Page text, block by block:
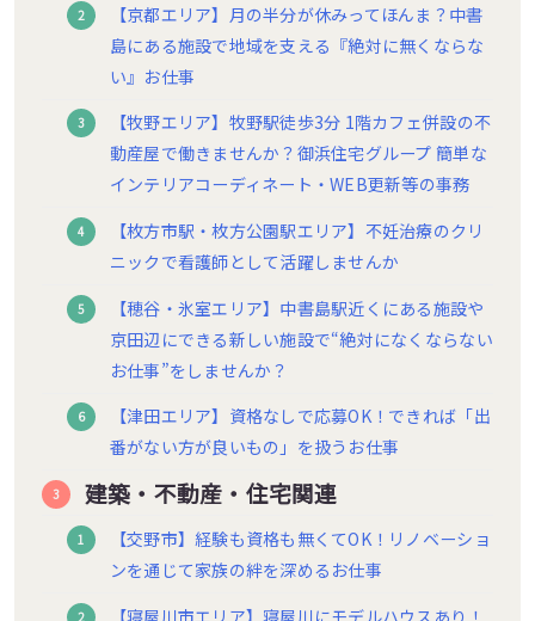
【京都エリア】月の半分が休みってほんま？中書
島にある施設で地域を支える『絶対に無くならな
い』お仕事
【牧野エリア】牧野駅徒歩3分 1階カフェ併設の不
動産屋で働きませんか？御浜住宅グループ 簡単な
インテリアコーディネート・WEB更新等の事務
【枚方市駅・枚方公園駅エリア】不妊治療のクリ
ニックで看護師として活躍しませんか
【穂谷・氷室エリア】中書島駅近くにある施設や
京田辺にできる新しい施設で“絶対になくならない
お仕事”をしませんか？
【津田エリア】資格なしで応募OK！できれば「出
番がない方が良いもの」を扱うお仕事
建築・不動産・住宅関連
【交野市】経験も資格も無くてOK！リノベーショ
ンを通じて家族の絆を深めるお仕事
【寝屋川市エリア】寝屋川にモデルハウスあり！